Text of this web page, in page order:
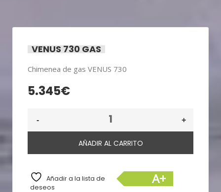
VENUS 730 GAS
Chimenea de gas VENUS 730
5.345€
AÑADIR AL CARRITO
Añadir a la lista de
deseos
A+